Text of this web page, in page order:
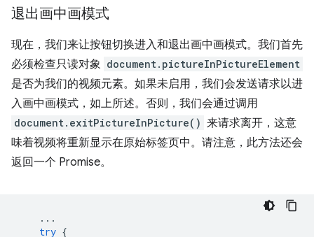
退出画中画模式
现在，我们来让按钮切换进入和退出画中画模式。我们首先
必须检查只读对象 document.pictureInPictureElement
是否为我们的视频元素。如果未启用，我们会发送请求以进
入画中画模式，如上所述。否则，我们会通过调用
document.exitPictureInPicture() 来请求离开，这意
味着视频将重新显示在原始标签页中。请注意，此方法还会
返回一个 Promise。
...
try {